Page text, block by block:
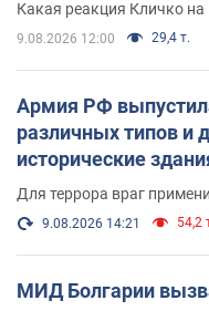
Какая реакция Кличко на
9.08.2026 12:00 29,4 т.
Армия РФ
различных типов и
исторические
и видео
Для террора враг
9.08.2026 14:21 54,2
МИД Болгарии